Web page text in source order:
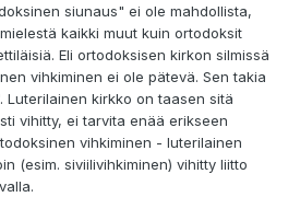
siunaus" ei ole mahdollista,
kaikki muut kuin ortodoksit
Eli ortodoksisen kirkon silmissä
vihkiminen ei ole pätevä. Sen takia
Luterilainen kirkko on taasen sitä
vihitty, ei tarvita enää erikseen
vihkiminen - luterilainen
(esim. siviilivihkiminen) vihitty liitto